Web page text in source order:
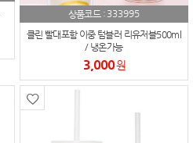
상품코드 : 333995
클린 빨대포함 이중 텀블러 리유저블500ml
/ 냉온가능
3,000원